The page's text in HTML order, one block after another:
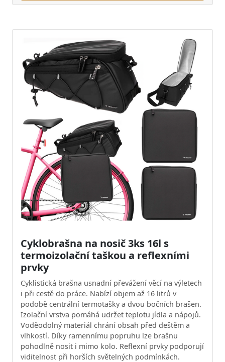
Cyklobrašna na nosič 3ks 16l s
termoizolační taškou a reflexními
prvky
Cyklistická brašna usnadní převážení věcí na výletech
i při cestě do práce. Nabízí objem až 16 litrů v
podobě centrální termotašky a dvou bočních brašen.
Izolační vrstva pomáhá udržet teplotu jídla a nápojů.
Voděodolný materiál chrání obsah před deštěm a
vlhkostí. Díky ramennímu popruhu lze brašnu
pohodlně nosit i mimo kolo. Reflexní prvky podporují
viditelnost při horších světelných podmínkách.